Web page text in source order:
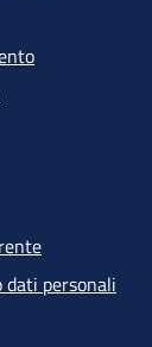
personali